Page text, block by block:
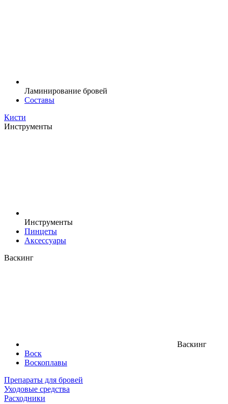
Ламинирование бровей
Составы
Кисти
Инструменты
Инструменты
Пинцеты
Аксессуары
Васкинг
Васкинг
Воск
Воскоплавы
Препараты для бровей
Уходовые средства
Расходники